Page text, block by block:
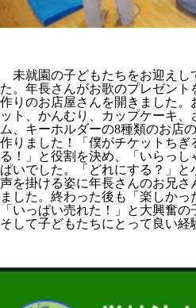
未就園の子どもたちをお迎えし
た。年長さんがお歌のプレゼン
作りのお店屋さんを開きました。
ット、かんむり、カップケーキ
ム、キーホルダーの8種類のお店
作りました！「僕がチケットちぎ
る！」と役割を決め、「いらっし
ぱいでした。「どれにする？」と
声を掛ける姿に年長さんのお兄さ
ました。終わった後も「楽しかっ
「いっぱい売れた！」と大興奮の
そして子どもたちにとって良い経